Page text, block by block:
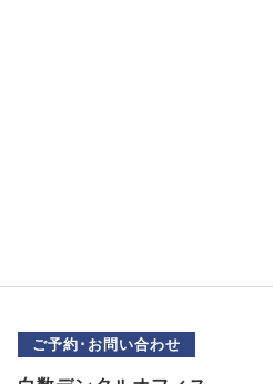
ご予約･お問い合わせ